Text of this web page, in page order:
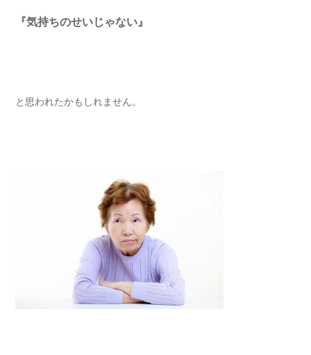
『気持ちのせいじゃない』
と思われたかもしれません。